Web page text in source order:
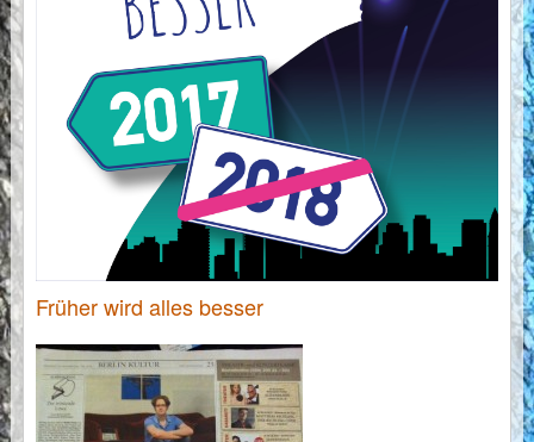
Früher wird alles besser